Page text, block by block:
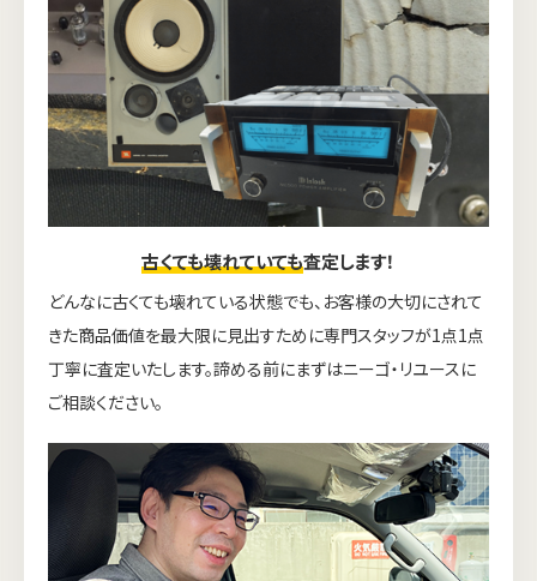
古くても壊れていても査定します！
どんなに古くても壊れている状態でも、お客様の大切にされて
きた商品価値を最大限に見出すために専門スタッフが1点1点
丁寧に査定いたします。諦める前にまずはニーゴ・リユースに
ご相談ください。